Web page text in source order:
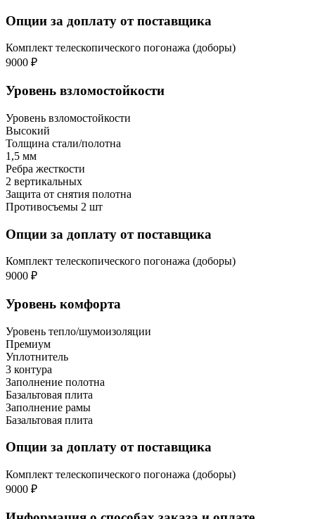
Опции за доплату от поставщика
Комплект телескопического погонажа (доборы)
9000 ₽
Уровень взломостойкости
Уровень взломостойкости
Высокий
Толщина стали/полотна
1,5 мм
Ребра жесткости
2 вертикальных
Защита от снятия полотна
Противосъемы 2 шт
Опции за доплату от поставщика
Комплект телескопического погонажа (доборы)
9000 ₽
Уровень комфорта
Уровень тепло/шумоизоляции
Премиум
Уплотнитель
3 контура
Заполнение полотна
Базальтовая плита
Заполнение рамы
Базальтовая плита
Опции за доплату от поставщика
Комплект телескопического погонажа (доборы)
9000 ₽